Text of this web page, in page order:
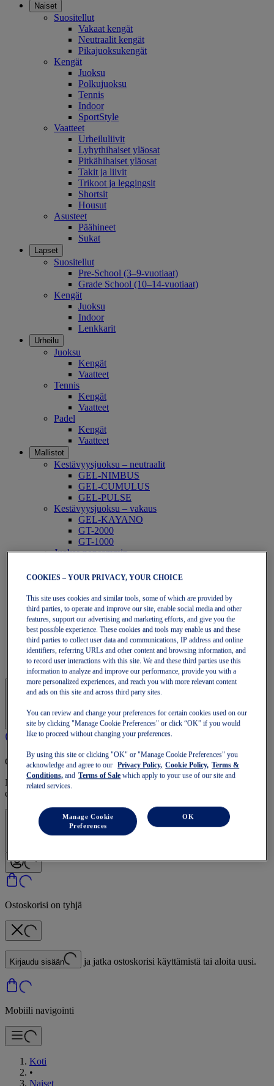
Naiset
Suositellut
Vakaat kengät
Neutraalit kengät
Pikajuoksukengät
Kengät
Juoksu
Polkujuoksu
Tennis
Indoor
SportStyle
Vaatteet
Urheiluliivit
Lyhythihaiset yläosat
Pitkähihaiset yläosat
Takit ja liivit
Trikoot ja leggingsit
Shortsit
Housut
Asusteet
Päähineet
Sukat
Lapset
Suositellut
Pre-School (3–9-vuotiaat)
Grade School (10–14-vuotiaat)
Kengät
Juoksu
Indoor
Lenkkarit
Urheilu
Juoksu
Kengät
Vaatteet
Tennis
Kengät
Vaatteet
Padel
Kengät
Vaatteet
Mallistot
Kestävyysjuoksu – neutraalit
GEL-NIMBUS
GEL-CUMULUS
GEL-PULSE
Kestävyysjuoksu – vakaus
GEL-KAYANO
GT-2000
GT-1000
Juokse nopeammin
DYNABLAST
Polkujuoksu
GEL-VENTURE
GEL-TRABUCO
GEL-SONOMA
SportStyle
GEL-QUANTUM
JAPAN S
OneASICS-jäsenyys
Nauti ilmaisesta toimituksesta, ilmaisista palautuksista,
eksklusiivisista alennuksista ja muista OneASICS™-jäseneduista.
Kirjaudu sisään | Luo tili
Ostoskorisi on tyhjä
Kirjaudu sisään ja jatka ostoskorisi käyttämistä tai aloita uusi.
Mobiili navigointi
Koti
•
Naiset
COOKIES – YOUR PRIVACY, YOUR CHOICE
This site uses cookies and similar tools, some of which are provided by
third parties, to operate and improve our site, enable social media and other
features, support our advertising and marketing efforts, and give you the
best possible experience. These cookies and tools may enable us and these
third parties to collect user data and communications, IP address and online
identifiers, referring URLs and other content and browsing information, and
to record user interactions with this site. We and these third parties use this
information to analyze and improve our performance, provide you with a
more personalized experiences, and reach you with more relevant content
and ads on this site and across third party sites.
You can review and change your preferences for certain cookies used on our
site by clicking "Manage Cookie Preferences" or click “OK” if you would
like to proceed without changing your preferences.
By using this site or clicking "OK" or "Manage Cookie Preferences" you
acknowledge and agree to our
Privacy Policy, Cookie Policy, Terms &
Conditions, and Terms of Sale which apply to your use of our site and
related services.
Manage Cookie
Preferences
OK